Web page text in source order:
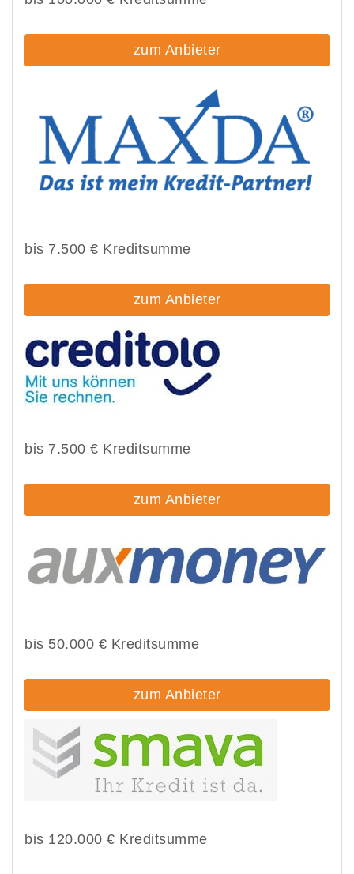
zum Anbieter
bis 7.500 € Kreditsumme
zum Anbieter
bis 7.500 € Kreditsumme
zum Anbieter
bis 50.000 € Kreditsumme
zum Anbieter
bis 120.000 € Kreditsumme